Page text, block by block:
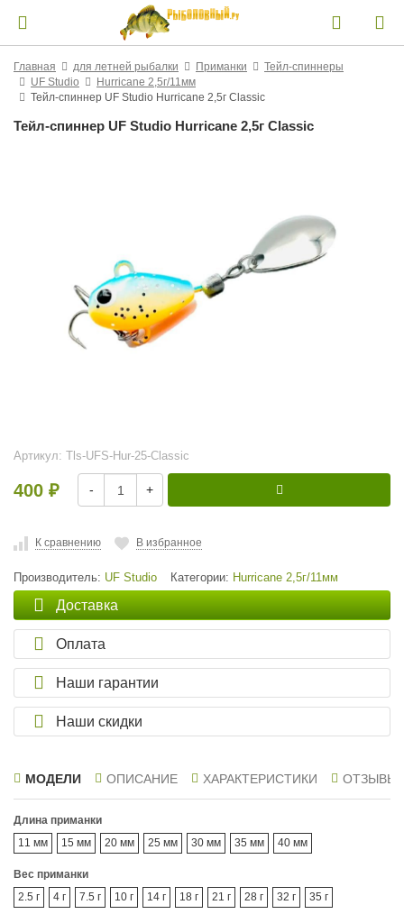
Главная для летней рыбалки Приманки
Тейл-спиннеры
UF Studio
Hurricane 2,5г/11мм
Тейл-спиннер UF Studio Hurricane 2,5г Classic
Тейл-спиннер UF Studio Hurricane 2,5г Classic
Артикул: Tls-UFS-Hur-25-Classic
400 ₽ - +
К сравнению В избранное
Производитель: UF Studio Категории: Hurricane 2,5г/11мм
Доставка
Оплата
Наши гарантии
Наши скидки
МОДЕЛИ ОПИСАНИЕ ХАРАКТЕРИСТИКИ ОТЗЫВЫ
Длина приманки
11 мм
15 мм 20 мм 25 мм 30 мм 35 мм 40 мм
Вес приманки
2.5 г
4 г 7.5 г 10 г 14 г 18 г 21 г 28 г 32 г 35 г